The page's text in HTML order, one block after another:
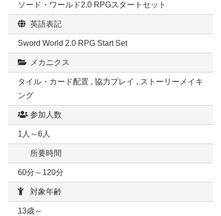
ソード・ワールド2.0 RPGスタートセット
英語表記
Sword World 2.0 RPG Start Set
メカニクス
タイル・カード配置 , 協力プレイ , ストーリーメイキ
ング
参加人数
1人～6人
所要時間
60分～120分
対象年齢
13歳～